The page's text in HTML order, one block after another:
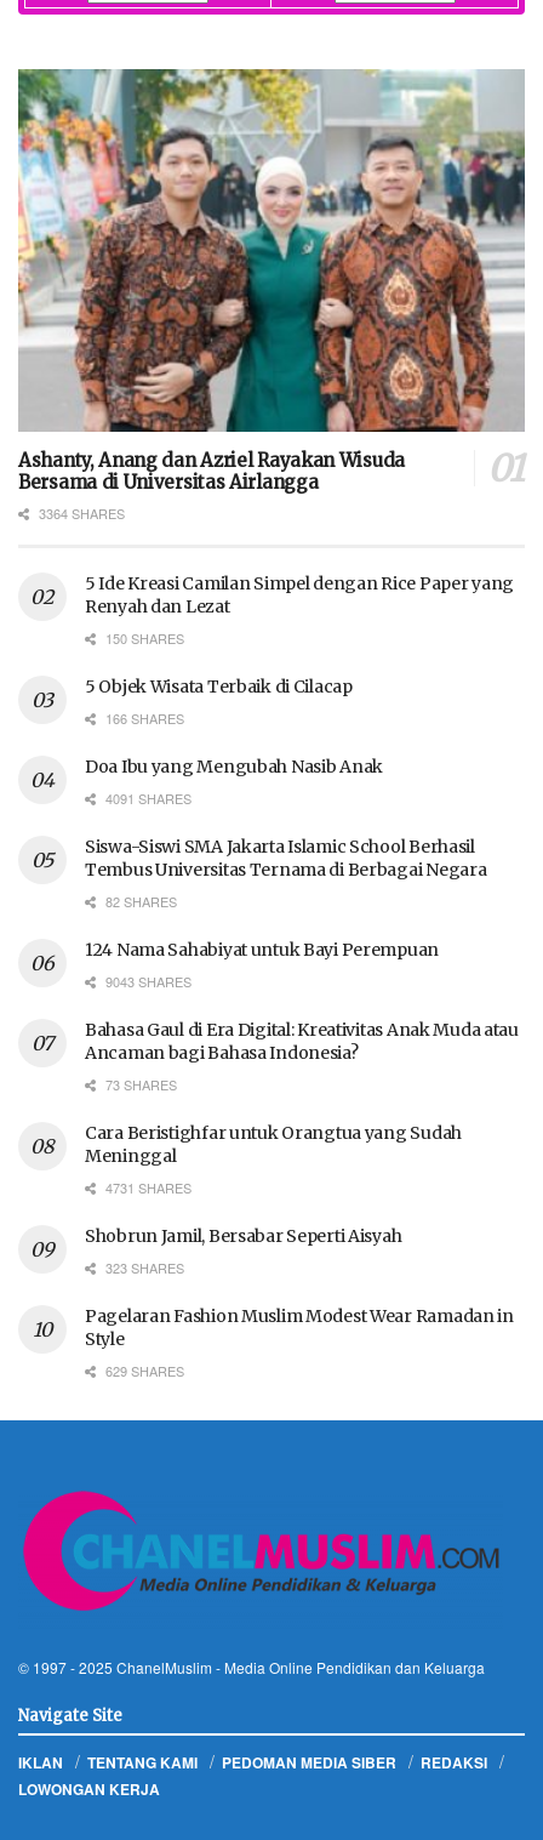
Ashanty, Anang dan Azriel Rayakan Wisuda
Bersama di Universitas Airlangga
3364 SHARES
5 Ide Kreasi Camilan Simpel dengan Rice Paper yang
Renyah dan Lezat
150 SHARES
5 Objek Wisata Terbaik di Cilacap
166 SHARES
Doa Ibu yang Mengubah Nasib Anak
4091 SHARES
Siswa-Siswi SMA Jakarta Islamic School Berhasil
Tembus Universitas Ternama di Berbagai Negara
82 SHARES
124 Nama Sahabiyat untuk Bayi Perempuan
9043 SHARES
Bahasa Gaul di Era Digital: Kreativitas Anak Muda atau
Ancaman bagi Bahasa Indonesia?
73 SHARES
Cara Beristighfar untuk Orangtua yang Sudah
Meninggal
4731 SHARES
Shobrun Jamil, Bersabar Seperti Aisyah
323 SHARES
Pagelaran Fashion Muslim Modest Wear Ramadan in
Style
629 SHARES
© 1997 - 2025 ChanelMuslim - Media Online Pendidikan dan Keluarga
Navigate Site
IKLAN TENTANG KAMI PEDOMAN MEDIA SIBER
REDAKSI
LOWONGAN KERJA